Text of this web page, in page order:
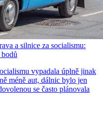
a silnice za socialismu:
vypadala úplně jinak
méně aut, dálnic bylo jen
se často plánovala